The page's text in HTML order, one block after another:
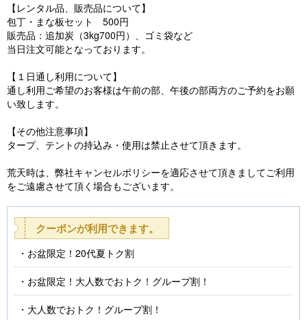
【レンタル品、販売品について】
包丁・まな板セット 500円
販売品：追加炭（3kg700円）、ゴミ袋など
当日注文可能となっております。
【１日通し利用について】
通し利用ご希望のお客様は午前の部、午後の部両方のご予約をお願
い致します。
【その他注意事項】
タープ、テントの持込み・使用は禁止させて頂きます。
荒天時は、弊社キャンセルポリシーを適応させて頂きましてご利用
をご遠慮させて頂く場合もございます。
クーポンが利用できます。
お盆限定！20代夏トク割
お盆限定！大人数でおトク！グループ割！
大人数でおトク！グループ割！